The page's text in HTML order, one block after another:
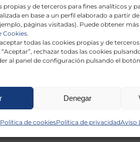
propias y de terceros para fines analíticos y
en base a un perfil elaborado a partir
páginas visitadas). Puede obtener
Cookies.
todas las cookies propias y de
rechazar todas las cookies
al panel de configuración pulsando el botón
Denegar
Política de cookiesPolítica de privacidadAviso
He leído y acepto laPolítica de Privacidad